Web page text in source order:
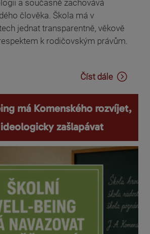
a současně zachovává
člověka. Škola má v
jednat transparentně, věkově
k rodičovským právům.
Číst dále
má Komenského rozvíjet,
zašlapávat